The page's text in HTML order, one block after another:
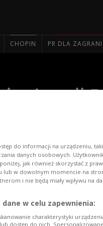
CHOPIN PR DLA
reżyserii
do informacji na urządzeniu,
danych osobowych.
jak również skorzystać z
lub w dowolnym momencie na
i nie będą miały wpływu na
w celu zapewnienia:
charakterystyki
dostęp do nich.